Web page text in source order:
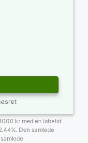
kr med en løbetid
Den samlede